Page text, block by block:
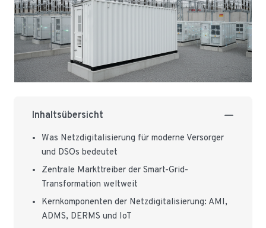
Inhaltsübersicht
Was Netzdigitalisierung für moderne Versorger
und DSOs bedeutet
Zentrale Markttreiber der Smart-Grid-
Transformation weltweit
Kernkomponenten der Netzdigitalisierung: AMI,
ADMS, DERMS und IoT